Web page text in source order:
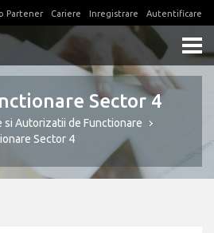
Partener Cariere Inregistrare Autentificare
Sector 4
si Autorizatii de Functionare
Sector 4